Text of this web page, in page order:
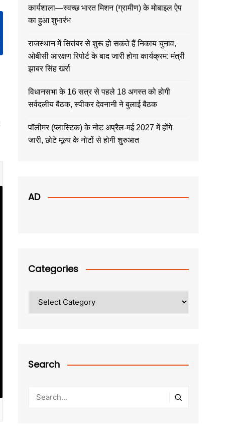
कार्यशाला—स्वच्छ भारत मिशन (ग्रामीण) के मोबाइल ऐप
का हुआ शुभारंभ
राजस्थान में सितंबर से शुरू हो सकते हैं निकाय चुनाव,
ओबीसी आरक्षण रिपोर्ट के बाद जारी होगा कार्यक्रम: मंत्री
झाबर सिंह खर्रा
विधानसभा के 16 सत्र से पहले 18 अगस्त को होगी
सर्वदलीय बैठक, स्पीकर देवनानी ने बुलाई बैठक
पॉलीमर (प्लास्टिक) के नोट अप्रैल-मई 2027 में होंगे
जारी, छोटे मूल्य के नोटों से होगी शुरुआत
AD
Categories
Search